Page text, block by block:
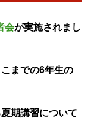
会が実施されまし
までの6年生の
期講習について